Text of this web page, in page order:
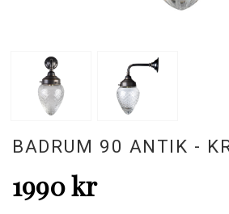
BADRUM 90 ANTIK -
1990 kr